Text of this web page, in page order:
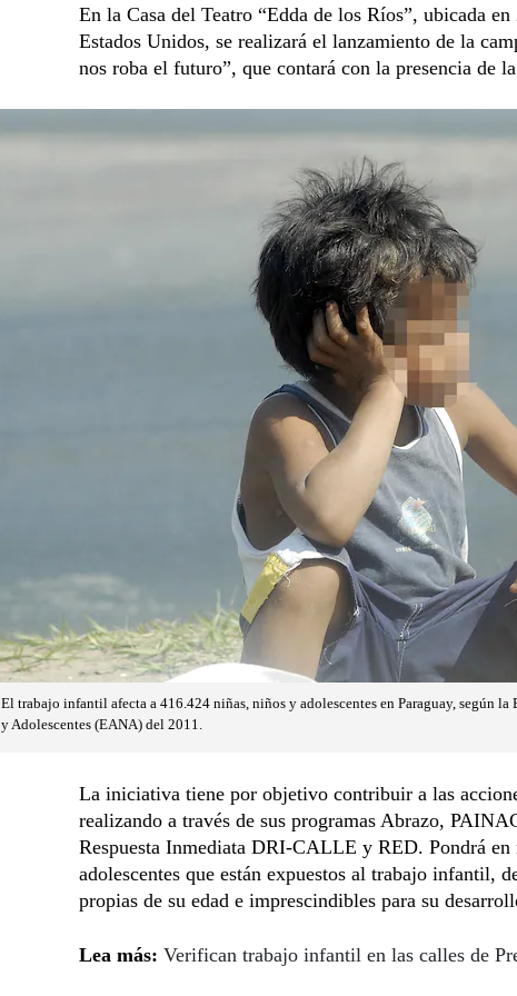
En la Casa del Teatro “Edda de los Ríos”, ubicada
Estados Unidos, se realizará el lanzamiento de la
nos roba el futuro”, que contará con la presencia de
El trabajo infantil afecta a 416.424 niñas, niños y adolescentes en Paraguay, según
y Adolescentes (EANA) del 2011.
La iniciativa tiene por objetivo contribuir a las
realizando a través de sus programas Abrazo,
Respuesta Inmediata DRI-CALLE y RED. Pondrá
adolescentes que están expuestos al trabajo infantil,
propias de su edad e imprescindibles para su
Lea más: Verifican trabajo infantil en las calles de